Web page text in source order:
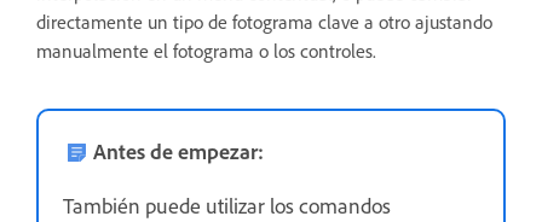
directamente un tipo de fotograma clave a otro ajustando
manualmente el fotograma o los controles.
Antes de empezar:
También puede utilizar los comandos